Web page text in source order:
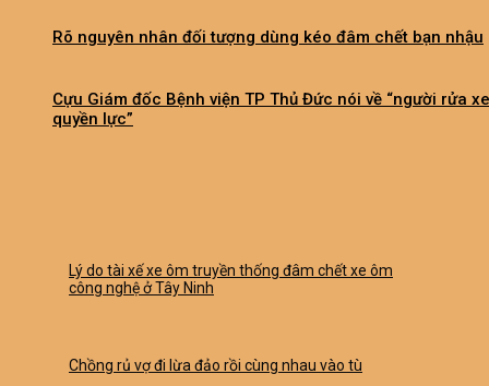
Rõ nguyên nhân đối tượng dùng kéo đâm chết bạn nhậu
Cựu Giám đốc Bệnh viện TP Thủ Đức nói về “người rửa xe
quyền lực”
Lý do tài xế xe ôm truyền thống đâm chết xe ôm
công nghệ ở Tây Ninh
Chồng rủ vợ đi lừa đảo rồi cùng nhau vào tù